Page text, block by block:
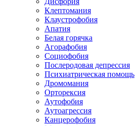
Клептомания
Клаустрофобия
Апатия
Белая горячка
Агорафобия
Социофобия
Послеродовая депрессия
Психиатрическая помощь
Дромомания
Орторексия
Аутофобия
Аутоагрессия
Канцерофобия